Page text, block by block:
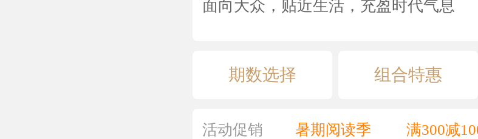
面向大众，贴近生活，充盈时代气息
期数选择 组合特惠
活动促销 暑期阅读季
满300减